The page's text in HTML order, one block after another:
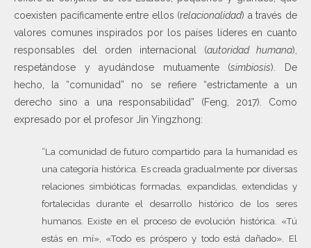
coexisten pacíficamente entre ellos (relacionalidad) a través de
valores comunes inspirados por los países líderes en cuanto
responsables del orden internacional (autoridad humana),
respetándose y ayudándose mutuamente (simbiosis). De
hecho, la “comunidad” no se refiere “estrictamente a un
derecho sino a una responsabilidad” (Feng, 2017). Como
expresado por el profesor Jin Yingzhong:
“La comunidad de futuro compartido para la humanidad es
una categoría histórica. Es creada gradualmente por diversas
relaciones simbióticas formadas, expandidas, extendidas y
fortalecidas durante el desarrollo histórico de los seres
humanos. Existe en el proceso de evolución histórica. «Tú
estás en mí», «Todo es próspero y todo está dañado». El